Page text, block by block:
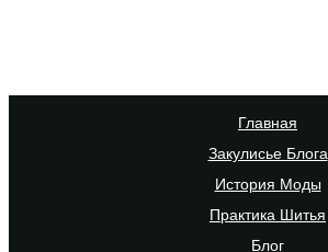
Главная
Закулисье Блога
История Моды
Практика Шитья
Блог